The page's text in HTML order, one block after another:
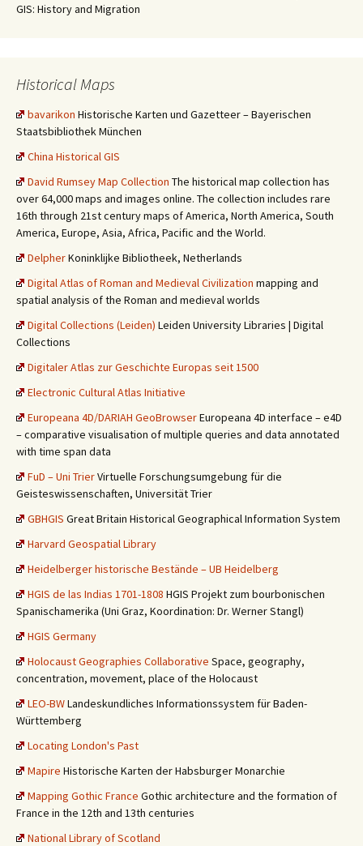
GIS: History and Migration
Historical Maps
bavarikon Historische Karten und Gazetteer – Bayerischen
Staatsbibliothek München
China Historical GIS
David Rumsey Map Collection The historical map collection has
over 64,000 maps and images online. The collection includes rare
16th through 21st century maps of America, North America, South
America, Europe, Asia, Africa, Pacific and the World.
DelpherKoninklijke Bibliotheek, Netherlands
Digital Atlas of Roman and Medieval Civilization mapping and
spatial analysis of the Roman and medieval worlds
Digital Collections (Leiden) Leiden University Libraries | Digital
Collections
Digitaler Atlas zur Geschichte Europas seit 1500
Electronic Cultural Atlas Initiative
Europeana 4D/DARIAH GeoBrowserEuropeana 4D interface – e4D
– comparative visualisation of multiple queries and data annotated
with time span data
FuD – Uni TrierVirtuelle Forschungsumgebung für die
Geisteswissenschaften, Universität Trier
GBHGIS Great Britain Historical Geographical Information System
Harvard Geospatial Library
Heidelberger historische Bestände – UB Heidelberg
HGIS de las Indias 1701-1808 HGIS Projekt zum bourbonischen
Spanischamerika (Uni Graz, Koordination: Dr. Werner Stangl)
HGIS Germany
Holocaust Geographies Collaborative Space, geography,
concentration, movement, place of the Holocaust
LEO-BWLandeskundliches Informationssystem für Baden-
Württemberg
Locating London's Past
Mapire Historische Karten der Habsburger Monarchie
Mapping Gothic France Gothic architecture and the formation of
France in the 12th and 13th centuries
National Library of Scotland